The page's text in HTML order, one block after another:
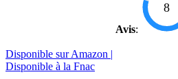
Avis:
8
Disponible sur Amazon |
Disponible à la Fnac